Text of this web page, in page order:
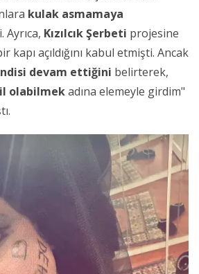
kulak asmamaya
Ayrıca, Kızılcık Şerbeti projesine
kapı açıldığını kabul etmişti. Ancak
devam ettiğini belirterek,
olabilmekadına elemeyle girdim"